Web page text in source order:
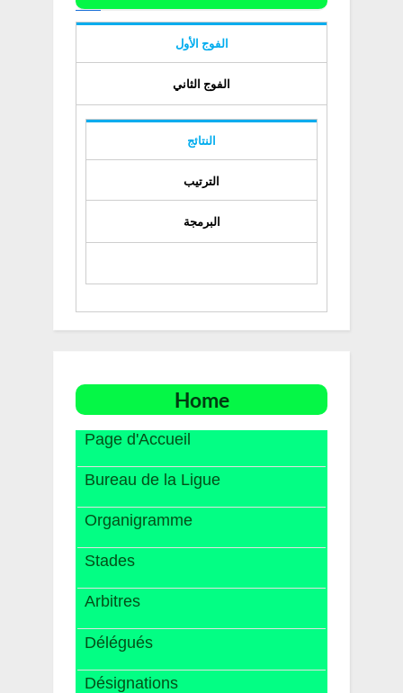
الفوج الأول
الفوج الثاني
النتائج
الترتيب
البرمجة
Home
Page d'Accueil
Bureau de la Ligue
Organigramme
Stades
Arbitres
Délégués
Désignations